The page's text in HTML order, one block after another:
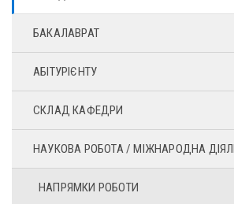
БАКАЛАВРАТ
АБІТУРІЄНТУ
СКЛАД КАФЕДРИ
НАУКОВА РОБОТА / МІЖНАРОДНА
НАПРЯМКИ РОБОТИ